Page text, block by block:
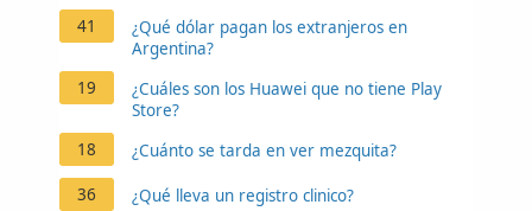
41
¿Qué dólar pagan los extranjeros en
Argentina?
19
¿Cuáles son los Huawei que no tiene Play
Store?
18
¿Cuánto se tarda en ver mezquita?
36 ¿Qué lleva un registro clinico?